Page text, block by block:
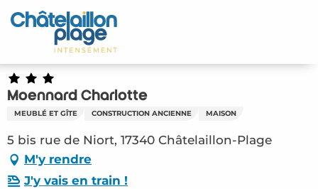
Aller
au
principal
Accueil
Découvrir
Activités
A vivre
Rendez-vous
Moennard Charlotte
MEUBLÉ ET GÎTE CONSTRUCTION ANCIENNE MAISON
5 bis rue de Niort, 17340 Châtelaillon-Plage
M'y rendre
J'y vais en train !